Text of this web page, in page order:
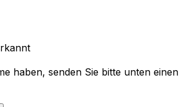
haben, senden Sie bitte unten einen